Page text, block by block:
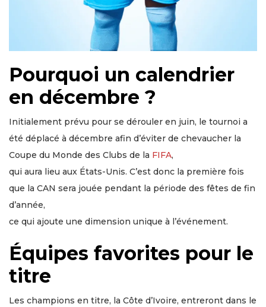
Pourquoi un calendrier
en décembre ?
Initialement prévu pour se dérouler en juin, le tournoi a
été déplacé à décembre afin d’éviter de chevaucher la
Coupe du Monde des Clubs de la FIFA,
qui aura lieu aux États-Unis. C’est donc la première fois
que la CAN sera jouée pendant la période des fêtes de fin
d’année,
ce qui ajoute une dimension unique à l’événement.
Équipes favorites pour le
titre
Les champions en titre, la Côte d’Ivoire, entreront dans le